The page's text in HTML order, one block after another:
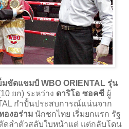
ขัดแขมป์ WBO ORIENTAL รุ่น
ยก) ระหว่าง ดาริโอ ซอคซี ผู้
กำปั้นประสบการณ์แน่นจาก
องอร่าม นักชกไทย เริ่มยกแรก รัฐ
ดลำตัวสลับใบหน้าแต่ แต่กลับโดน